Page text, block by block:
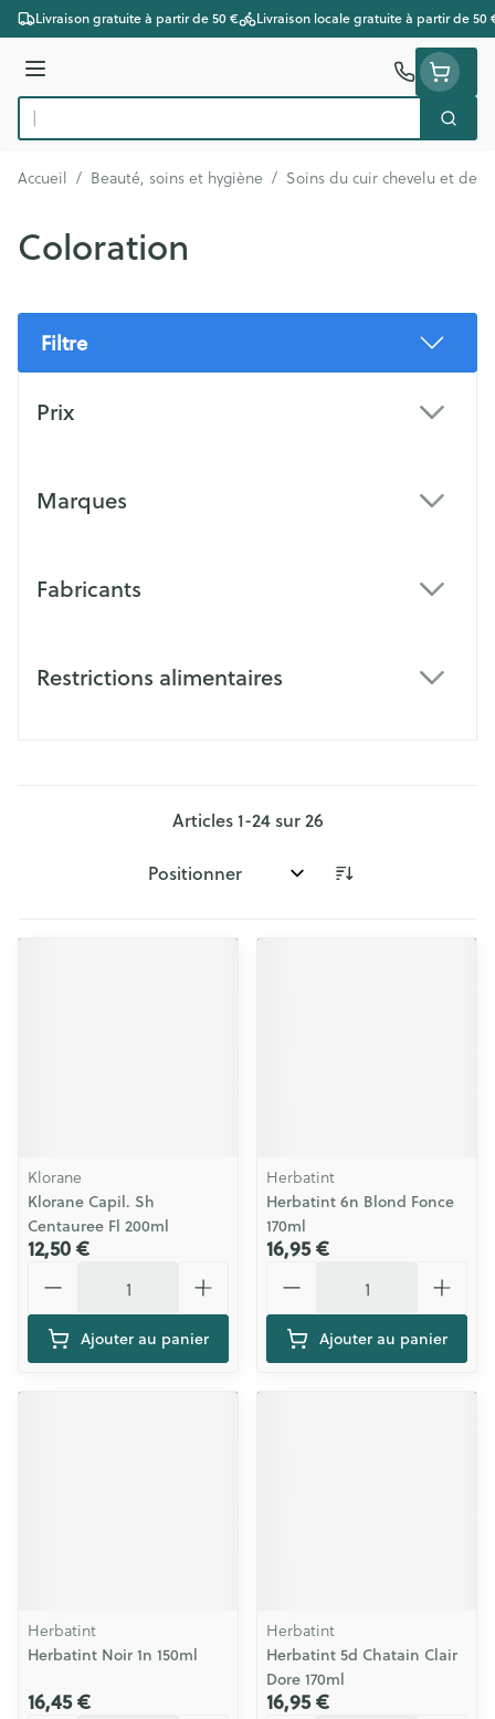
Aller au contenu
Livraison gratuite à partir de 50 € Livraison locale gratuite à partir de 50
Menu
Rechercher
Accueil / Beauté, soins et hygiène / Soins du cuir chevelu et des
Coloration
Filtre
Prix
Marques
Fabricants
Restrictions alimentaires
Articles1-24sur26
Trier par:
Klorane
Klorane Capil. Sh
Centauree Fl 200ml
12,50 €
Ajouter au panier
Herbatint
Herbatint 6n Blond Fonce
170ml
16,95 €
Ajouter au panier
Herbatint
Herbatint Noir 1n 150ml
16,45 €
Herbatint
Herbatint 5d Chatain Clair
Dore 170ml
16,95 €